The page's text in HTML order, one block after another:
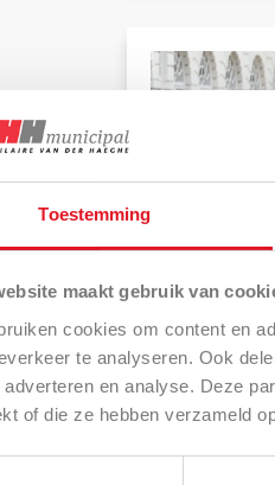
Toestemming
maakt gebruik van
cookies om content en
te analyseren. Ook
adverteren en analyse. Deze
of die ze hebben verzameld